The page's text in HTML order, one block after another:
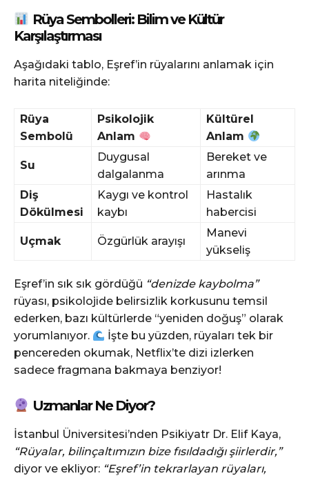
Rüya Sembolleri: Bilim ve Kültür
Karşılaştırması
Aşağıdaki tablo, Eşref’in rüyalarını anlamak için
harita niteliğinde:
Rüya
Sembolü
Psikolojik
Anlam
Kültürel
Anlam
Su
Duygusal
dalgalanma
Bereket ve
arınma
Diş
Dökülmesi
Kaygı ve kontrol
kaybı
Hastalık
habercisi
Uçmak Özgürlük arayışı
Manevi
yükseliş
Eşref’in sık sık gördüğü “denizde kaybolma”
rüyası, psikolojide belirsizlik korkusunu temsil
ederken, bazı kültürlerde “yeniden doğuş” olarak
yorumlanıyor.
İşte bu yüzden, rüyaları tek bir
pencereden okumak, Netflix’te dizi izlerken
sadece fragmana bakmaya benziyor!
Uzmanlar Ne Diyor?
İstanbul Üniversitesi’nden Psikiyatr Dr. Elif Kaya,
“Rüyalar, bilinçaltımızın bize fısıldadığı şiirlerdir,”
diyor ve ekliyor: “Eşref’in tekrarlayan rüyaları,